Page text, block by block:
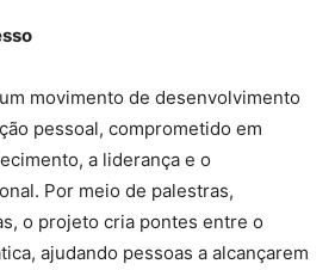
movimento de desenvolvimento
pessoal, comprometido em
a liderança e o
Por meio de palestras,
o projeto cria pontes entre o
ajudando pessoas a alcançarem